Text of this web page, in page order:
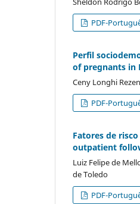
PDF-
Perfil
of pregnants in
Ceny Longhi
PDF-
Fatores de
outpatient
Luiz Felipe de
de Toledo
PDF-